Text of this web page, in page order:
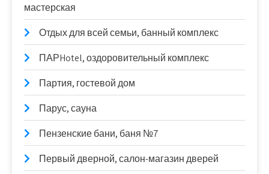
мастерская
Отдых для всей семьи, банный комплекс
ПАРHotel, оздоровительный комплекс
Партия, гостевой дом
Парус, сауна
Пензенские бани, баня №7
Первый дверной, салон-магазин дверей